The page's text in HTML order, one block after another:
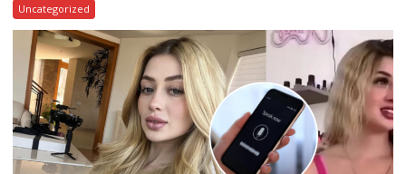
Uncategorized